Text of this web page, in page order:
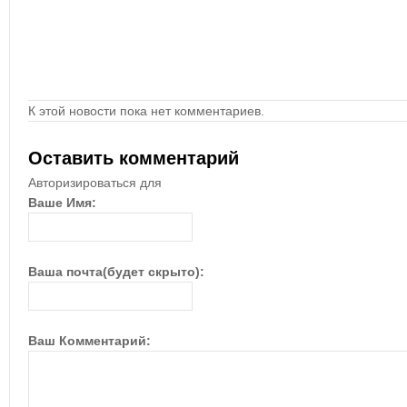
К этой новости пока нет комментариев.
Оставить комментарий
Авторизироваться для
Ваше Имя:
Ваша почта(будет скрыто):
Ваш Комментарий: